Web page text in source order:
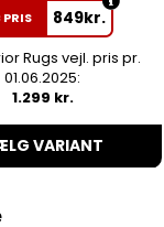
PRIS 849kr.
Rugs vejl. pris pr.
01.06.2025:
1.299 kr.
VARIANT